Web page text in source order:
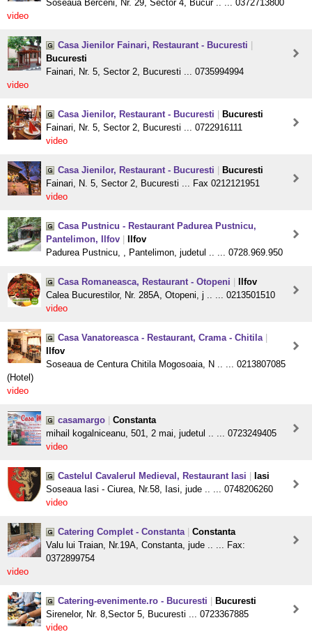
Soseaua Berceni, Nr. 29, Sector 4, Bucur .. ... 0372713800
video
Casa Jienilor Fainari, Restaurant - Bucuresti
Bucuresti
Fainari, Nr. 5, Sector 2, Bucuresti ... 0735994994
video
Casa Jienilor, Restaurant - Bucuresti
Bucuresti
Fainari, Nr. 5, Sector 2, Bucuresti ... 0722916111
video
Casa Jienilor, Restaurant - Bucuresti
Bucuresti
Fainari, N. 5, Sector 2, Bucuresti ... Fax 0212121951
video
Casa Pustnicu - Restaurant Padurea Pustnicu,
Pantelimon, Ilfov
Ilfov
Padurea Pustnicu, , Pantelimon, judetul .. ... 0728.969.950
Casa Romaneasca, Restaurant - Otopeni
Ilfov
Calea Bucurestilor, Nr. 285A, Otopeni, j .. ... 0213501510
video
Casa Vanatoreasca - Restaurant, Crama - Chitila
Ilfov
Soseaua de Centura Chitila Mogosoaia, N .. ... 0213807085
(Hotel)
video
casamargo
Constanta
mihail kogalniceanu, 501, 2 mai, judetul .. ... 0723249405
video
Castelul Cavalerul Medieval, Restaurant Iasi
Iasi
Soseaua Iasi - Ciurea, Nr.58, Iasi, jude .. ... 0748206260
video
Catering Complet - Constanta
Constanta
Valu lui Traian, Nr.19A, Constanta, jude .. ... Fax:
0372899754
video
Catering-evenimente.ro - Bucuresti
Bucuresti
Sirenelor, Nr. 8,Sector 5, Bucuresti ... 0723367885
video